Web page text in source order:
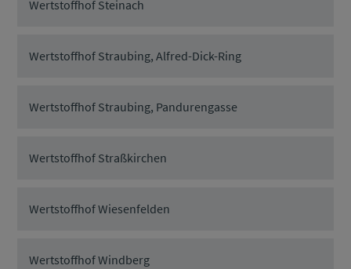
Wertstoffhof Steinach
Wertstoffhof Straubing, Alfred-Dick-Ring
Wertstoffhof Straubing, Pandurengasse
Wertstoffhof Straßkirchen
Wertstoffhof Wiesenfelden
Wertstoffhof Windberg